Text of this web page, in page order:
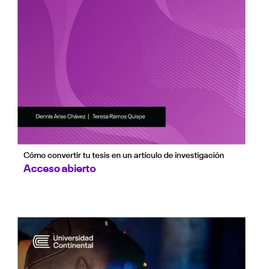
Cómo convertir tu tesis en un artículo de investigación
Acceso abierto